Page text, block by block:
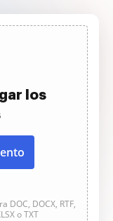
los
DOC, DOCX, RTF,
o TXT